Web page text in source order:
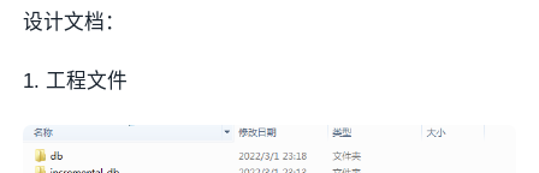
设计文档：
1. 工程文件